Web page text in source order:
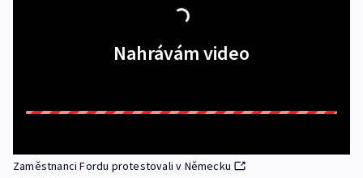
Nahrávám video
Zaměstnanci Fordu protestovali v Německu